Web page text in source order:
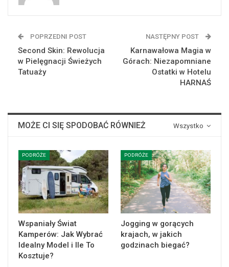
POPRZEDNI POST
Second Skin: Rewolucja
w Pielęgnacji Świeżych
Tatuaży
NASTĘPNY POST
Karnawałowa Magia w
Górach: Niezapomniane
Ostatki w Hotelu
HARNAŚ
Wszystko
MOŻE CI SIĘ SPODOBAĆ RÓWNIEŻ
PODRÓŻE
Wspaniały Świat
Kamperów: Jak Wybrać
Idealny Model i Ile To
Kosztuje?
PODRÓŻE
Jogging w gorących
krajach, w jakich
godzinach biegać?